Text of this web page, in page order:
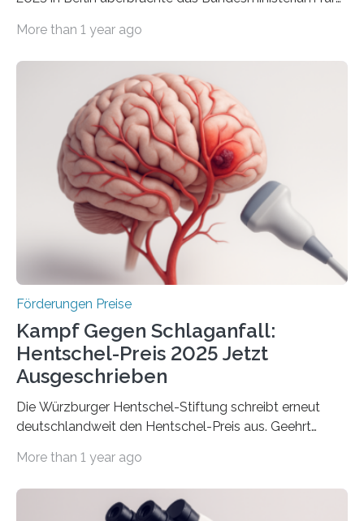
Überplanmäßige Verpflichtungsermächtigungen in
Woche vom Haushaltsausschuss freigegeben – unter
anderem zur Unterstützung der
Industrieforschungsprogramme Industrielle
Gemeinschaftsforschung (IGF), Zentrales
Innovationsprogramm Mittelstand (ZIM) und
Innovationskompetenz INNO-KOM. Auf dem
Innovationstag Mittelstand 2025 am 5. Juni 2025 in
Berlin überbrachte das Bundesministerium für
Wirtschaft und Energie eine gute Nachricht:
Überplanmäßige Verpflichtungsermächtigungen in
More than 1 year ago
Förderungen Preise
Kampf Gegen Schlaganfall:
Hentschel-Preis 2025 Jetzt
Ausgeschrieben
Die Würzburger Hentschel-Stiftung schreibt erneut
deutschlandweit den Hentschel-Preis aus. Geehrt
hochrangige wissenschaftliche Publikation zum Thema
Schlaganfall“ mit Sitz in Würzburg fördert die
More than 1 year ago